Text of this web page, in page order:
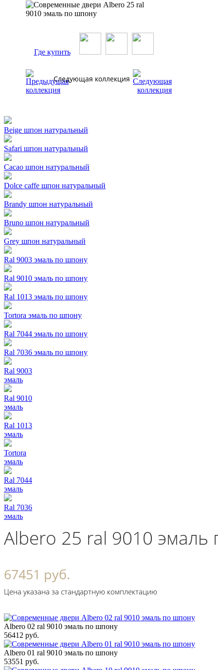
Где купить
Следующая коллекция
Beige шпон натуральный
Safari шпон натуральный
Cacao шпон натуральный
Dolce caffe шпон натуральный
Brandy шпон натуральный
Bruno шпон натуральный
Grey шпон натуральный
Ral 9003 эмаль по шпону
Ral 9010 эмаль по шпону
Ral 1013 эмаль по шпону
Tortora эмаль по шпону
Ral 7044 эмаль по шпону
Ral 7036 эмаль по шпону
Ral 9003
эмаль
Ral 9010
эмаль
Ral 1013
эмаль
Tortora
эмаль
Ral 7044
эмаль
Ral 7036
эмаль
Albero 25 ral 9010
67451 руб.
Цена указана за стандартную комплектацию
Albero 02 ral 9010 эмаль по шпону
56412 руб.
Albero 01 ral 9010 эмаль по шпону
53551 руб.